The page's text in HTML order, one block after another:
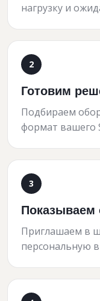
нагрузку и
Готовим
Подбираем
формат вашего
Показываем
Приглашаем в
персональную